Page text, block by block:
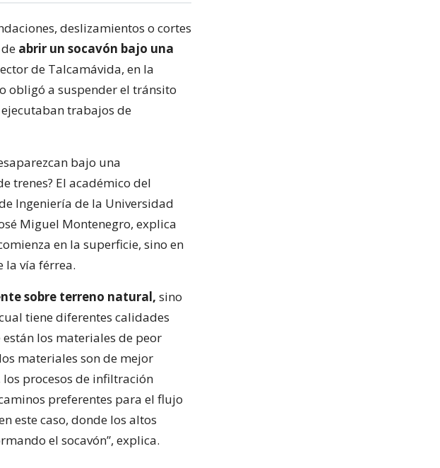
deslizamientos o cortes
abrir un socavón bajo una
de Talcamávida, en la
obligó a suspender el tránsito
trabajos de
bajo una
trenes? El académico del
Ingeniería de la Universidad
Miguel Montenegro, explica
en la superficie, sino en
la vía férrea.
sobre terreno natural, sino
tiene diferentes calidades
los materiales de peor
materiales son de mejor
procesos de infiltración
preferentes para el flujo
este caso, donde los altos
el socavón”, explica.